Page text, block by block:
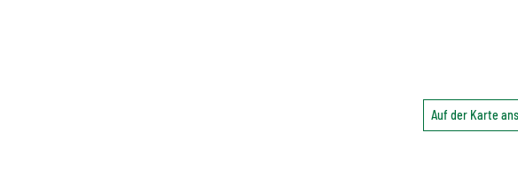
Auf der Karte